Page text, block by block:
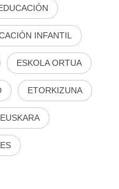
INFANTIL
ESKOLA ORTUA
ETORKIZUNA
EUSKARA